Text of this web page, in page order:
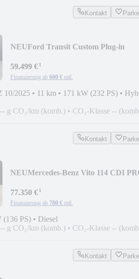
Kontakt
NEUFord Transit Custom Plug-in
59.499 €¹
Finanzierung ab 600 € mtl.
10/2025 • 11 km • 171 kW (232 PS) •
-- g CO₂/km (komb.) • CO₂-Klasse --
Kontakt
NEUMercedes-Benz Vito 114 CDI
77.350 €¹
Finanzierung ab 780 € mtl.
(136 PS) • Diesel
-- g CO₂/km (komb.) • CO₂-Klasse --
Kontakt